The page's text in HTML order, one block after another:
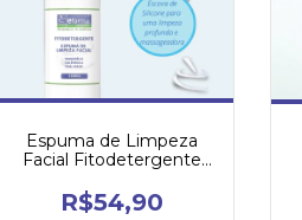
Espuma de Limpeza
Facial Fitodetergente
R$54,90